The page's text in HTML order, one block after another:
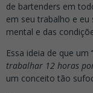
de bartenders em
em seu trabalho e
mental e das
Essa ideia de que um
trabalhar 12 horas
um conceito tão